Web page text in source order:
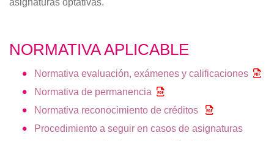
asignaturas optativas.
NORMATIVA APLICABLE
Normativa evaluación, exámenes y calificaciones
Normativa de permanencia
Normativa reconocimiento de créditos
Procedimiento a seguir en casos de asignaturas